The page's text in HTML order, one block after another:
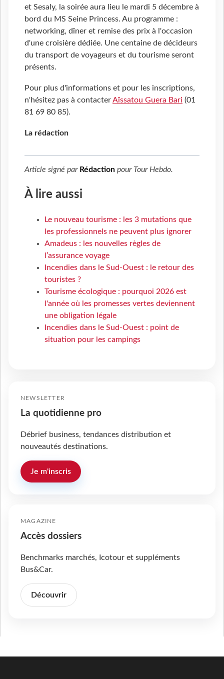
et Sesaly, la soirée aura lieu le mardi 5 décembre à
bord du MS Seine Princess. Au programme :
networking, dîner et remise des prix à l'occasion
d'une croisière dédiée. Une centaine de décideurs
du transport de voyageurs et du tourisme seront
présents.
Pour plus d'informations et pour les inscriptions,
n'hésitez pas à contacterAïssatou Guera Bari (01
81 69 80 85).
La rédaction
Article signé par Rédaction pour Tour Hebdo.
À lire aussi
Le nouveau tourisme : les 3 mutations que
les professionnels ne peuvent plus ignorer
Amadeus : les nouvelles règles de
l’assurance voyage
Incendies dans le Sud-Ouest : le retour des
touristes ?
Tourisme écologique : pourquoi 2026 est
l'année où les promesses vertes deviennent
une obligation légale
Incendies dans le Sud-Ouest : point de
situation pour les campings
NEWSLETTER
La quotidienne pro
Débrief business, tendances distribution et
nouveautés destinations.
Je m'inscris
MAGAZINE
Accès dossiers
Benchmarks marchés, Icotour et suppléments
Bus&Car.
Découvrir